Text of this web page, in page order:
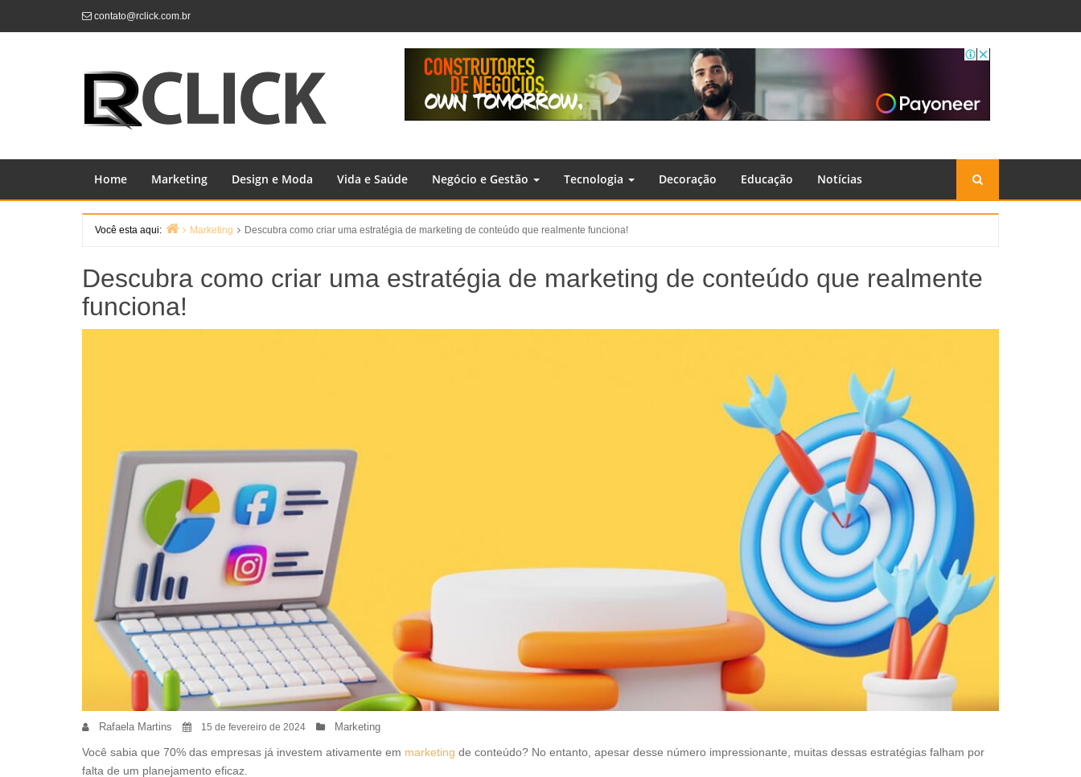
contato@rclick.com.br
Home Marketing Design e Moda Vida e Saúde Negócio e Gestão Tecnologia Decoração Educação Notícias
Você esta aqui:
Marketing Descubra como criar uma estratégia de marketing de conteúdo que realmente funciona!
Descubra como criar uma estratégia de marketing de conteúdo que realmente
funciona!
Rafaela Martins 15 de fevereiro de 2024 Marketing
Você sabia que 70% das empresas já investem ativamente em marketing de conteúdo? No entanto, apesar desse número impressionante, muitas dessas estratégias falham por
falta de um planejamento eficaz.